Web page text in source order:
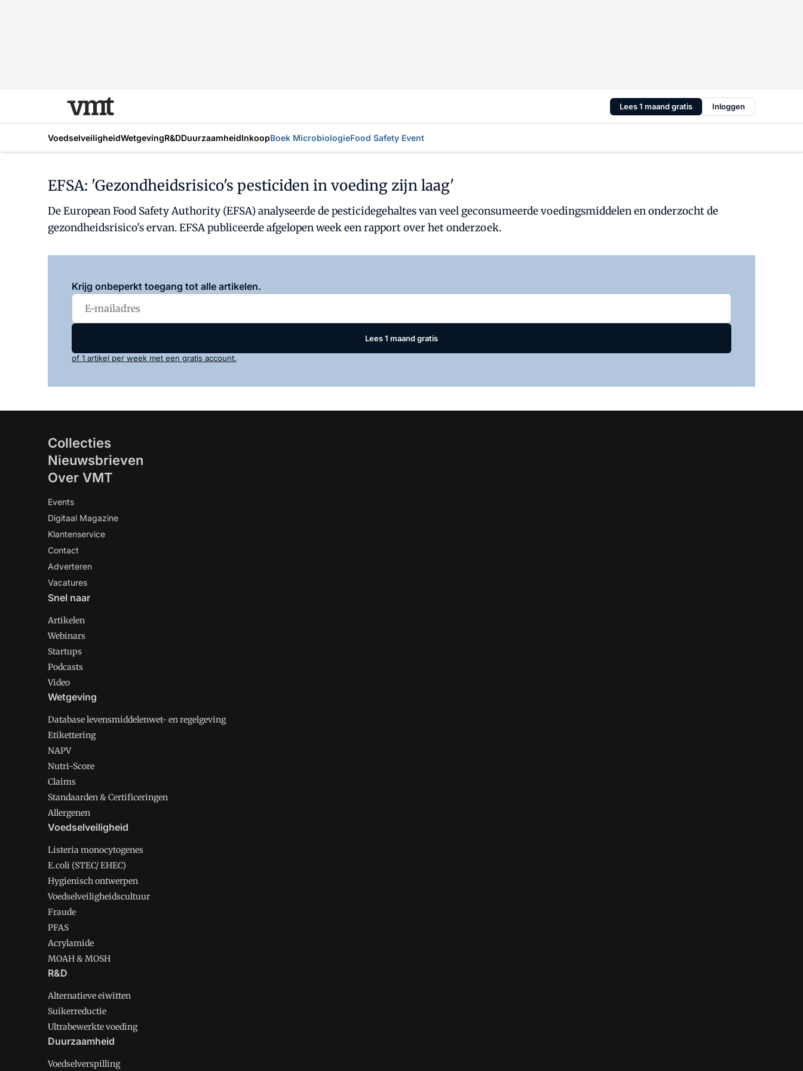
Lees 1 maand gratis Inloggen
VoedselveiligheidWetgevingR&DDuurzaamheidInkoopBoek MicrobiologieFood Safety Event
EFSA: 'Gezondheidsrisico's pesticiden in voeding zijn laag'
De European Food Safety Authority (EFSA) analyseerde de pesticidegehaltes van veel geconsumeerde voedingsmiddelen en onderzocht de
gezondheidsrisico's ervan. EFSA publiceerde afgelopen week een rapport over het onderzoek.
Krijg onbeperkt toegang tot alle artikelen.
Lees 1 maand gratis
of 1 artikel per week met een gratis account.
Collecties
Nieuwsbrieven
Over VMT
Events
Digitaal Magazine
Klantenservice
Contact
Adverteren
Vacatures
Snel naar
Artikelen
Webinars
Startups
Podcasts
Video
Wetgeving
Database levensmiddelenwet- en regelgeving
Etikettering
NAPV
Nutri-Score
Claims
Standaarden & Certificeringen
Allergenen
Voedselveiligheid
Listeria monocytogenes
E.coli (STEC/ EHEC)
Hygienisch ontwerpen
Voedselveiligheidscultuur
Fraude
PFAS
Acrylamide
MOAH & MOSH
R&D
Alternatieve eiwitten
Suikerreductie
Ultrabewerkte voeding
Duurzaamheid
Voedselverspilling